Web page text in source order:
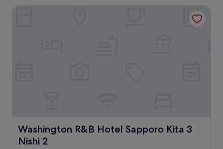
Bewertungen)
Washington R&B Hotel Sapporo Kita 3
Nishi 2
Washington R&B Hotel Sapporo Kita 3 Nishi 2